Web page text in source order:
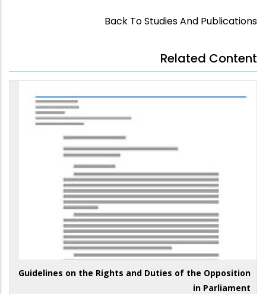
Back To Studies And Publications
Related Content
Guidelines on the Rights and Duties of the Opposition
in Parliament